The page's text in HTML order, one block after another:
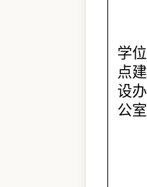
学位
点建
设办
公室